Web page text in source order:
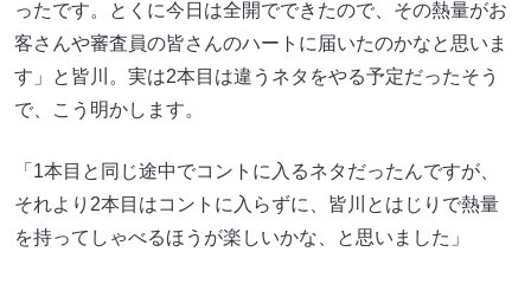
ったです。とくに今日は全開でできたので、その熱量がお
客さんや審査員の皆さんのハートに届いたのかなと思いま
す」と皆川。実は2本目は違うネタをやる予定だったそう
で、こう明かします。
「1本目と同じ途中でコントに入るネタだったんですが、
それより2本目はコントに入らずに、皆川とはじりで熱量
を持ってしゃべるほうが楽しいかな、と思いました」